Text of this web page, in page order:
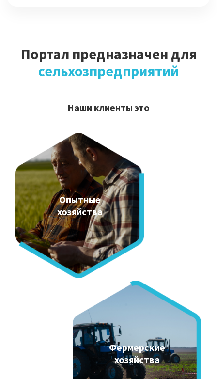
Портал предназначен для
сельхозпредприятий
Наши клиенты это
Опытные
хозяйства
Фермерские
хозяйства